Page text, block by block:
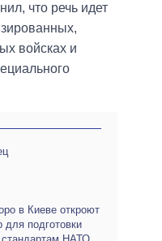
что речь идет
войсках и
в Киеве откроют
для подготовки